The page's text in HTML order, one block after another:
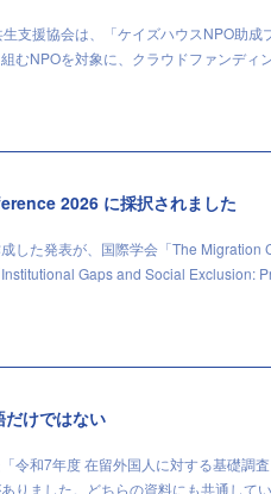
支援協会は、「ケイズハウスNPO助
むNPOを対象に、クラウドファンデ
2026 に採択されました
した発表が、国際学会「The
Gaps and Social Exclusion:
けではない
令和7年度 在留外国人に対する基礎調
りました。どちらの資料にも共通して